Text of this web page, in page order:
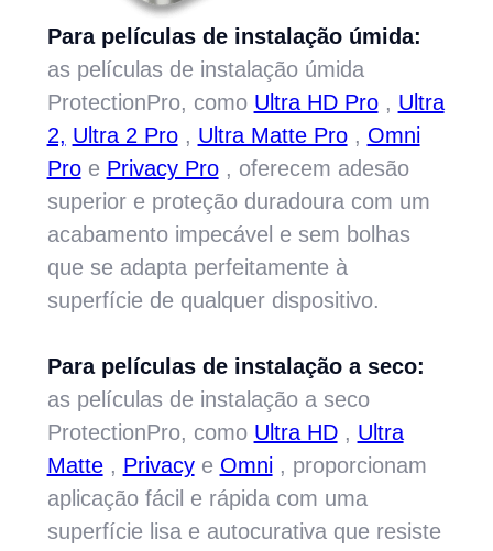
Para películas de instalação úmida:
as películas de instalação úmida
ProtectionPro, como Ultra HD Pro, Ultra
2, Ultra 2 Pro, Ultra Matte Pro, Omni
Proe Privacy Pro, oferecem adesão
superior e proteção duradoura com um
acabamento impecável e sem bolhas
que se adapta perfeitamente à
superfície de qualquer dispositivo.
Para películas de instalação a seco:
as películas de instalação a seco
ProtectionPro, como Ultra HD, Ultra
Matte, Privacye Omni, proporcionam
aplicação fácil e rápida com uma
superfície lisa e autocurativa que resiste